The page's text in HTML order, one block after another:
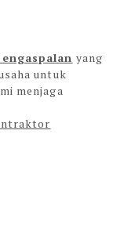
yang
untuk
menjaga